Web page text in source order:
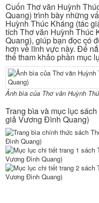
Cuốn Thơ văn Huỳnh
Quang) trình bày những
Huỳnh Thúc Kháng (tác
tích Thơ văn Huỳnh Thúc
Quang), giúp bạn đọc có
hơn về lĩnh vực này. Để
thể tham khảo phần mục
Ảnh bìa của Thơ văn Huỳnh
Trang bìa và mục lục
giả Vương Đình Quang)